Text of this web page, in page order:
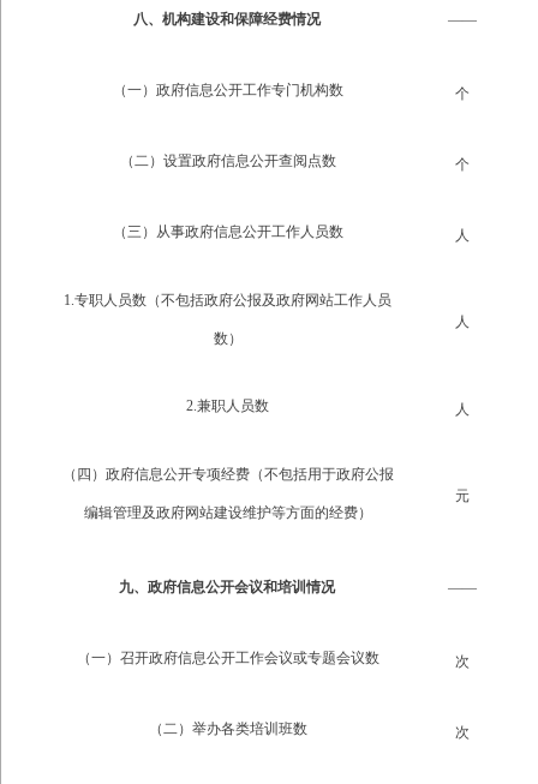
八、机构建设和保障经费情况 ——
（一）政府信息公开工作专门机构数 个
（二）设置政府信息公开查阅点数 个
（三）从事政府信息公开工作人员数 人
1.专职人员数（不包括政府公报及政府网站工作人员
数）
人
2.兼职人员数 人
（四）政府信息公开专项经费（不包括用于政府公报
编辑管理及政府网站建设维护等方面的经费）
元
九、政府信息公开会议和培训情况 ——
（一）召开政府信息公开工作会议或专题会议数 次
（二）举办各类培训班数 次